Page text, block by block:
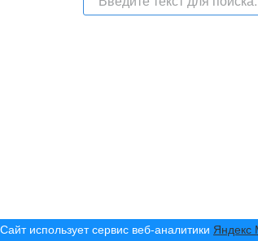
Сайт использует сервис веб-аналитики Яндекс